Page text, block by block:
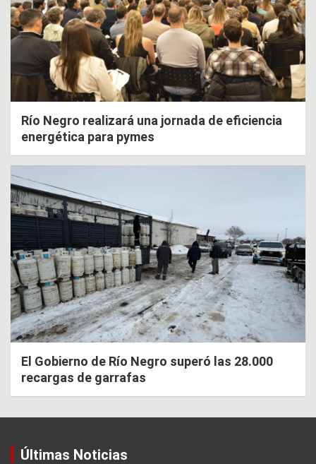
Río Negro realizará una jornada de eficiencia
energética para pymes
El Gobierno de Río Negro superó las 28.000
recargas de garrafas
Últimas Noticias